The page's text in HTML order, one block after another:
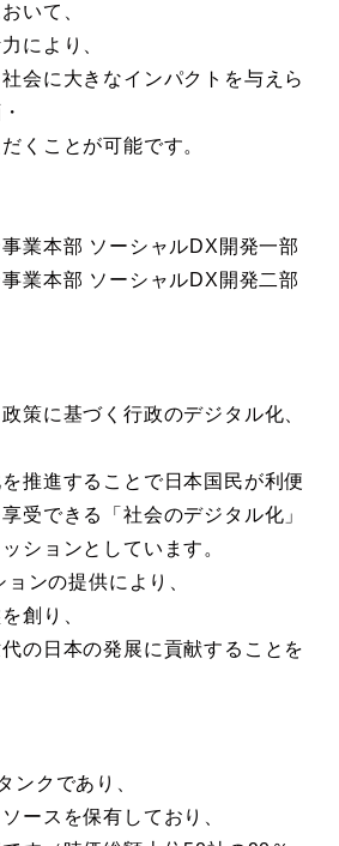
いて、
により、
会に大きなインパクトを与えら
くことが可能です。
業本部 ソーシャルDX開発一部
業本部 ソーシャルDX開発二部
策に基づく行政のデジタル化、
推進することで日本国民が利便
受できる「社会のデジタル化」
ションとしています。
ンの提供により、
創り、
の日本の発展に貢献することを
ンクであり、
ースを保有しており、